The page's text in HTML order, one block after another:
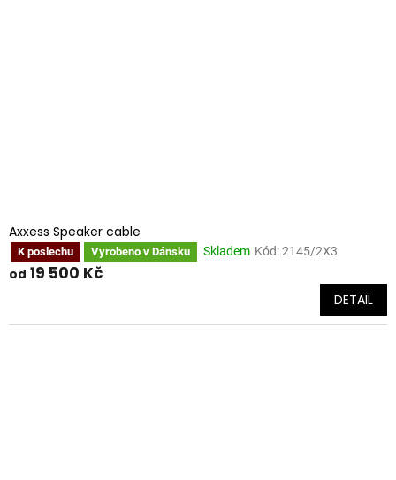
Axxess Speaker cable
K poslechu Vyrobeno v Dánsku Skladem Kód:2145/2X3
od 19 500 Kč
DETAIL